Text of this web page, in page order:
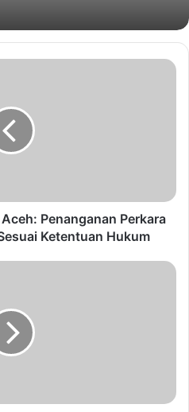
Penanganan Perkara
Ketentuan Hukum